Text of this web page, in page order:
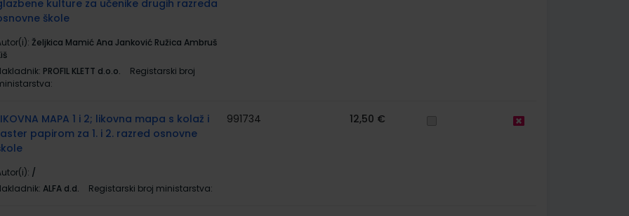
kulture za učenike drugih razreda
škole
Željkica Mamić Ana Janković Ružica Ambruš
PROFIL KLETT d.o.o.
Registarski broj
MAPA 1 i 2; likovna mapa s kolaž i
papirom za 1. i 2. razred osnovne
/
ALFA d.d. Registarski broj ministarstva:
991734 12,50 €